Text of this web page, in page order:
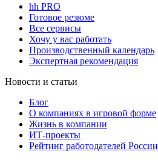
hh PRO
Готовое резюме
Все сервисы
Хочу у вас работать
Производственный календарь
Экспертная рекомендация
Новости и статьи
Блог
О компаниях в игровой форме
Жизнь в компании
ИТ-проекты
Рейтинг работодателей России